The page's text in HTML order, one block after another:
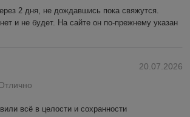
2 дня, не дождавшись пока свяжутся.
и не будет. На сайте он по-прежнему указан
20.07.2026
всё в целости и сохранности